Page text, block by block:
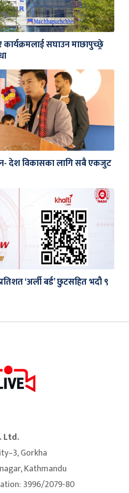
कार्यक्रमलाई सघाउन माछापुच्छ्रे
देश विकासका लागि सबै एकजुट
‘अर्ली बर्ड’ छुटसहित भदौ ९
Ltd.
Gorkha
Kathmandu
3996/2079-80